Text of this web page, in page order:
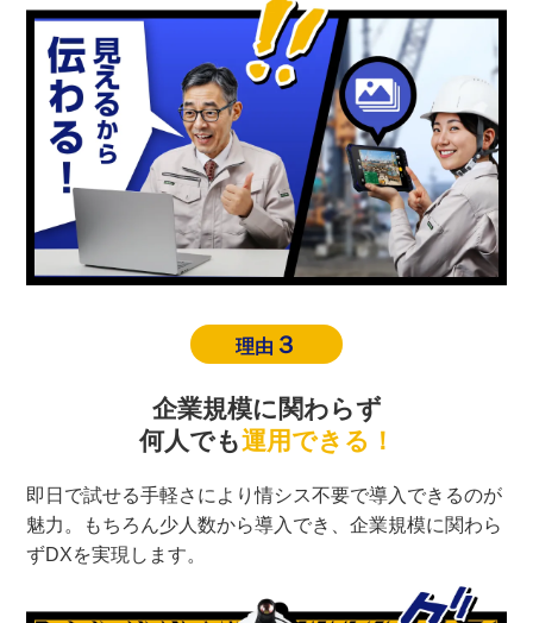
理由 ３
企業規模に関わらず
何人でも運用できる！
即日で試せる手軽さにより情シス不要で導入できるのが
魅力。もちろん少人数から導入でき、企業規模に関わら
ずDXを実現します。